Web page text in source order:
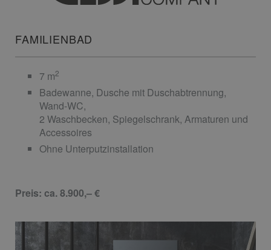
FAMILIENBAD
7 m2
Badewanne, Dusche mit Duschabtrennung,
Wand-WC,
2 Waschbecken, Spiegelschrank, Armaturen und
Accessoires
Ohne Unterputzinstallation
Preis: ca. 8.900,– €